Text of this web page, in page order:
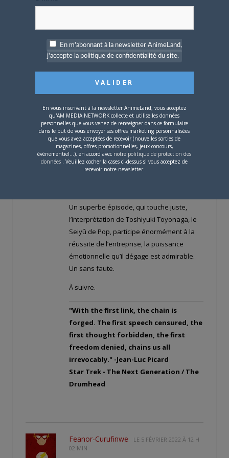
Gomez, personne n’est oublié, et la mise
magistral pour galvaniser le spectateur.
Et tout ce déferlement de vaillance
contraste efficacement avec la seconde
la première fois, la boule au ventre et la
gorge sèche, les yeux rivés sur chaque
case jusqu’au dénouement… libérateur ?
Comme dans le tome 26, le suspense est
terrible, la tension au maximum, et on a
Un superbe épisode, qui touche juste,
l’interprétation de Toshiyuki Toyonaga, le
Seiyû de Pop, participe énormément à la
réussite de l’entreprise, la puissance
émotionnelle qu’il dégage est admirable.
Un sans faute.
À suivre.
"With the first link, the chain is
forged. The first speech censured, the
first thought forbidden, the first
freedom denied, chains us all
irrevocably." -Jean-Luc Picard
Star Trek - The Next Generation / The
Drumhead
Feanor-Curufinwe LE 5 FÉVRIER 2022 À 12 H
02 MIN
En m'abonnant à la newsletter AnimeLand,
j'accepte la politique de confidentialité du site.
En vous inscrivant à la newsletter AnimeLand, vous acceptez
qu'AM MEDIA NETWORK collecte et utilise les données
personnelles que vous venez de renseigner dans ce formulaire
dans le but de vous envoyer ses offres marketing personnalisées
que vous avez acceptées de recevoir (nouvelles sorties de
magazines, offres promotionnelles, jeux-concours,
événementiel...), en accord avec notre politique de protection des
données . Veuillez cocher la cases ci-dessus si vous acceptez de
recevoir notre newsletter.